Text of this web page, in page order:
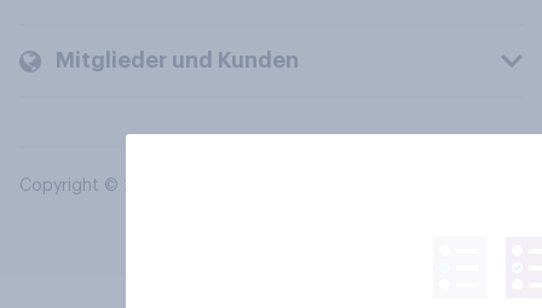
Mitglieder und Kunden
Copyright © 2026 YouGov PLC. Alle Rechte vorbehalten.